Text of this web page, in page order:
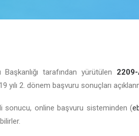
tarafından yürütülen
yılı 2. dönem başvuru sonuçları
sonucu, online başvuru sisteminden (